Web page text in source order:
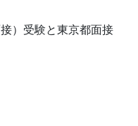
）受験と東京都面接